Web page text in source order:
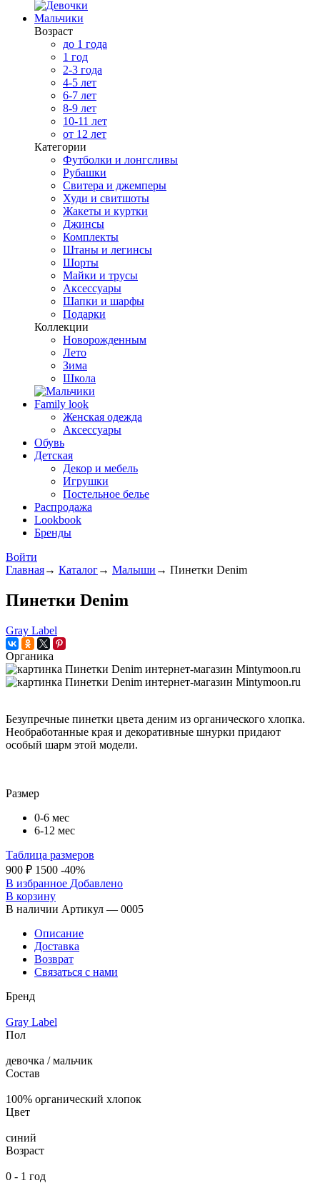
Мальчики
Возраст
до 1 года
1 год
2-3 года
4-5 лет
6-7 лет
8-9 лет
10-11 лет
от 12 лет
Категории
Футболки и лонгсливы
Рубашки
Свитера и джемперы
Худи и свитшоты
Жакеты и куртки
Джинсы
Комплекты
Штаны и легинсы
Шорты
Майки и трусы
Аксессуары
Шапки и шарфы
Подарки
Коллекции
Новорожденным
Лето
Зима
Школа
Family look
Женская одежда
Аксессуары
Обувь
Детская
Декор и мебель
Игрушки
Постельное белье
Распродажа
Lookbook
Бренды
Войти
Главная→ Каталог→ Малыши → Пинетки Denim
Пинетки Denim
Gray Label
Органика
Безупречные пинетки цвета деним из органического хлопка.
Необработанные края и декоративные шнурки придают
особый шарм этой модели.
Размер
0-6 мес
6-12 мес
Таблица размеров
900 ₽ 1500 -40%
В избранное Добавлено
В корзину
В наличии Артикул — 0005
Описание
Доставка
Возврат
Связаться с нами
Бренд
Gray Label
Пол
девочка / мальчик
Состав
100% органический хлопок
Цвет
синий
Возраст
0 - 1 год